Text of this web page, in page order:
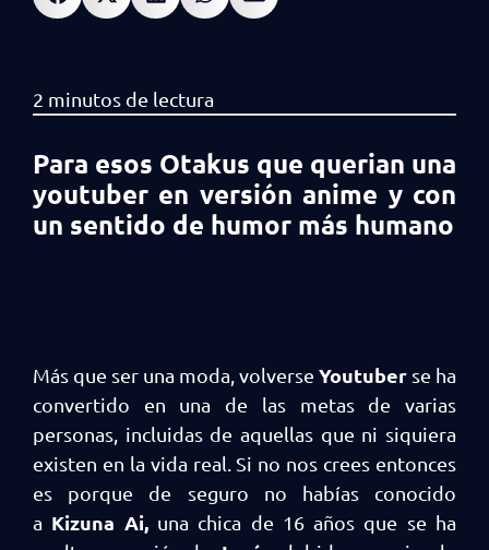
Para esos Otakus que querian una
youtuber en versión anime y con
un sentido de humor más humano
Más que ser una moda, volverse Youtuber se ha
convertido en una de las metas de varias
personas, incluidas de aquellas que ni siquiera
existen en la vida real. Si no nos crees entonces
es porque de seguro no habías conocido
a Kizuna Ai,una chica de 16 años que se ha